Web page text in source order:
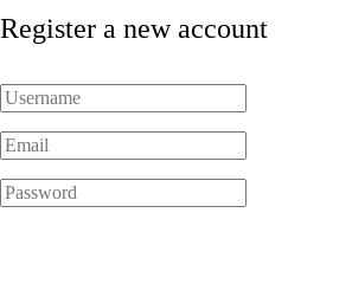
Register a new account